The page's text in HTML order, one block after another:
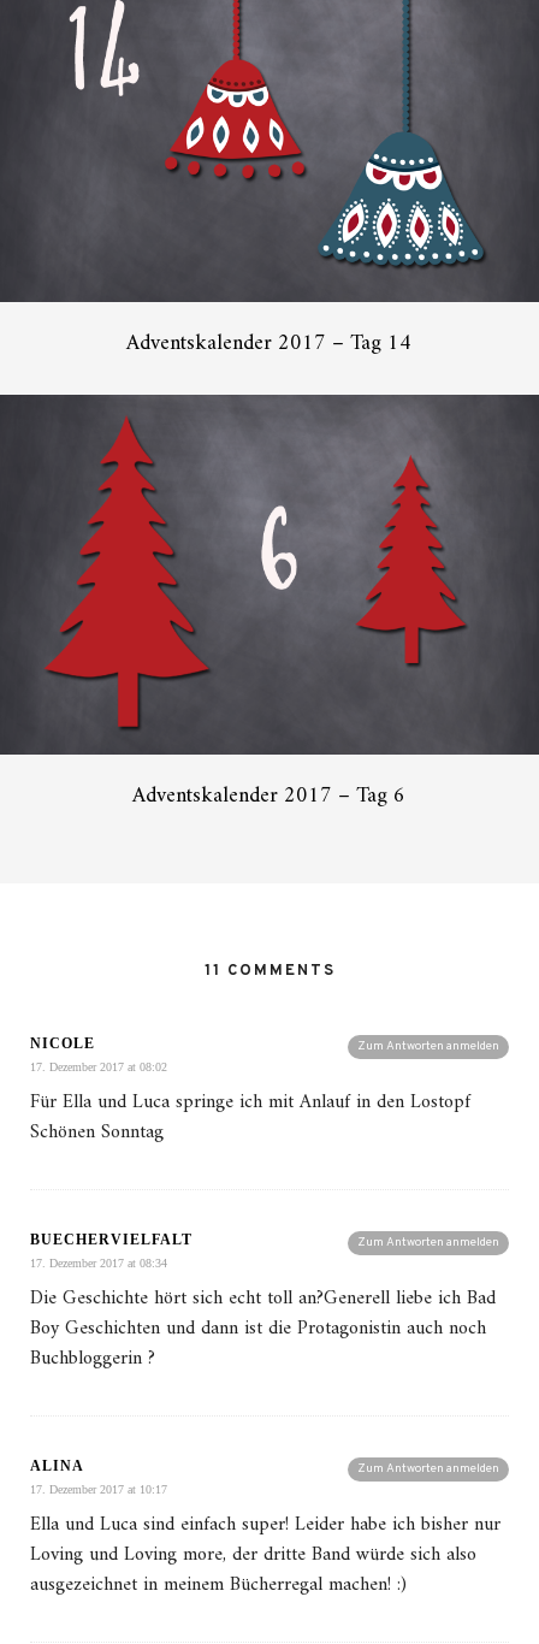
Adventskalender 2017 – Tag 14
Adventskalender 2017 – Tag 6
11 COMMENTS
Zum Antworten anmelden
NICOLE
17. Dezember 2017 at 08:02
Für Ella und Luca springe ich mit Anlauf in den Lostopf
Schönen Sonntag
Zum Antworten anmelden
BUECHERVIELFALT
17. Dezember 2017 at 08:34
Die Geschichte hört sich echt toll an?Generell liebe ich Bad
Boy Geschichten und dann ist die Protagonistin auch noch
Buchbloggerin ?
Zum Antworten anmelden
ALINA
17. Dezember 2017 at 10:17
Ella und Luca sind einfach super! Leider habe ich bisher nur
Loving und Loving more, der dritte Band würde sich also
ausgezeichnet in meinem Bücherregal machen! :)